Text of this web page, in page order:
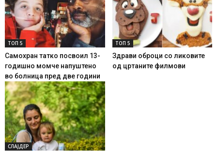
ТОП 5
Самохран татко посвоил 13-
годишно момче напуштено
во болница пред две години
ТОП 5
Здрави оброци со ликовите
од цртаните филмови
СЛАЈДЕР